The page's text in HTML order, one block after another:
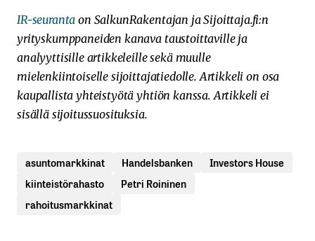
IR-seuranta on SalkunRakentajan ja Sijoittaja.fi:n
yrityskumppaneiden kanava taustoittaville ja
analyyttisille artikkeleille sekä muulle
mielenkiintoiselle sijoittajatiedolle. Artikkeli on osa
kaupallista yhteistyötä yhtiön kanssa. Artikkeli ei
sisällä sijoitussuosituksia.
asuntomarkkinat Handelsbanken
Investors House
kiinteistörahasto
Petri Roininen
rahoitusmarkkinat